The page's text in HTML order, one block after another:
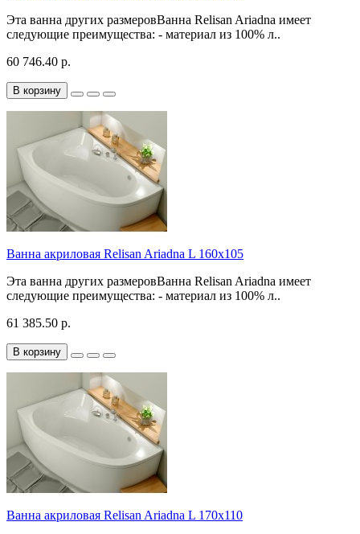
Эта ванна других размеровВанна Relisan Ariadna имеет
следующие преимущества: - материал из 100% л..
60 746.40 р.
В корзину
Ванна акриловая Relisan Ariadna L 160x105
Эта ванна других размеровВанна Relisan Ariadna имеет
следующие преимущества: - материал из 100% л..
61 385.50 р.
В корзину
Ванна акриловая Relisan Ariadna L 170x110